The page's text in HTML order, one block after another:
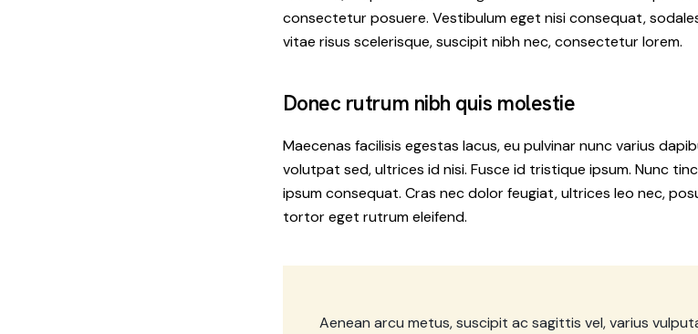
consectetur posuere. Vestibulum eget nisi consequat,
vitae risus scelerisque, suscipit nibh nec, consectetur lorem.
Donec rutrum nibh quis molestie
Maecenas facilisis egestas lacus, eu pulvinar nunc varius
volutpat sed, ultrices id nisi. Fusce id tristique ipsum. Nunc
ipsum consequat. Cras nec dolor feugiat, ultrices leo nec,
tortor eget rutrum eleifend.
Aenean arcu metus, suscipit ac sagittis vel, varius